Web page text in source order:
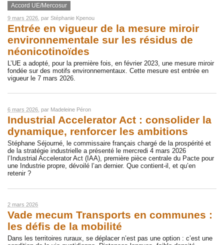
Accord UE/Mercosur
9 mars 2026 , par Stéphanie Kpenou
Entrée en vigueur de la mesure miroir
environnementale sur les résidus de
néonicotinoïdes
L’UE a adopté, pour la première fois, en février 2023, une mesure miroir
fondée sur des motifs environnementaux. Cette mesure est entrée en
vigueur le 7 mars 2026.
6 mars 2026 , par Madeleine Péron
Industrial Accelerator Act : consolider la
dynamique, renforcer les ambitions
Stéphane Séjourné, le commissaire français chargé de la prospérité et
de la stratégie industrielle a présenté le mercredi 4 mars 2026
l’Industrial Accelerator Act (IAA), première pièce centrale du Pacte pour
une Industrie propre, dévoilé l’an dernier. Que contient-il, et qu’en
retenir ?
2 mars 2026
Vade mecum Transports en communes :
les défis de la mobilité
Dans les territoires ruraux, se déplacer n’est pas une option : c’est une